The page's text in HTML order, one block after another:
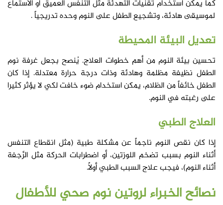
كما يمكن استخدام تقنيات التهدئة مثل التنفس العميق أو الاستماع
لموسيقى هادئة، وتشجيع الطفل على النوم وحده تدريجياً .
تعديل البيئة المحيطة
تحسين بيئة النوم من أهم خطوات العلاج. يُنصح بجعل غرفة نوم
الطفل نظيفة مظلمة وهادئة وذات درجة حرارة معتدلة. إذا كان
الطفل خائفاً من الظلام، يمكن استخدام ضوء خافت لكي لا يؤثر كثيرا
على رغبته في النوم.
العلاج الطبي
إذا كان نقص النوم ناجماً عن مشكلة طبية (مثل انقطاع التنفس
أثناء النوم بسبب تضخم اللوزتين، أو اضطرابات الحركة مثل الرَّجفة
أثناء النوم)، فيجب علاج السبب الطبي أولاً.
نصائح الخبراء لروتين نوم صحي للأطفال